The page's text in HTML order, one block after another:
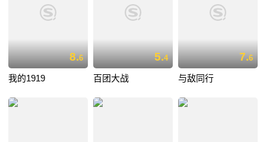
8.6
我的1919
5.4
百团大战
7.6
与敌同行